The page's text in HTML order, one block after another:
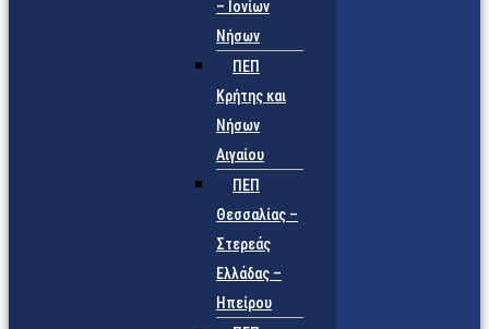
– Ιονίων
Νήσων
ΠΕΠ
Κρήτης και
Νήσων
Αιγαίου
ΠΕΠ
Θεσσαλίας –
Στερεάς
Ελλάδας –
Ηπείρου